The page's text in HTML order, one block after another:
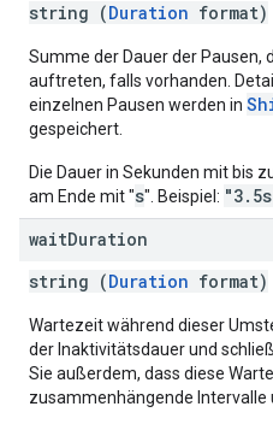
string (Duration format)
Summe der Dauer der Pausen,
auftreten, falls vorhanden.
einzelnen Pausen werden in
gespeichert.
Die Dauer in Sekunden mit bis
am Ende mit "s". Beispiel:
waitDuration
string (Duration format)
Wartezeit während dieser
der Inaktivitätsdauer und
Sie außerdem, dass diese
zusammenhängende Intervalle